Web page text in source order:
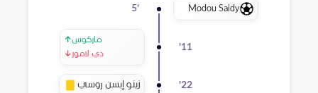
Modou Saidy
5'
11
'
↑ماركوس
↓دي لامور
22
' زينو إبسن روسي